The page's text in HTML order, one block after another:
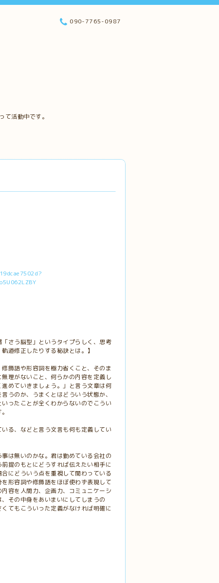
活動中です。
090-7765-0987
さう脳型」というタイプらしく、思考
道修正したりする秘訣とは。】
飾語や形容詞を極力省くこと、そのま
理がないこと、何らかの内容を定義し
めていきましょう。」と言う文章は何
うのか、うまくとはどういう状態か、
ったことが全くわからないのでこうい
る、などと言う文言も何も定義してい
は無いのかな。君は勤めている会社の
提のもとにどうすれば伝えたい相手に
にどういう点を重視して関わっている
形容詞や修飾語をほぼ使わず表現して
容を人間力、企画力、コミュニケーシ
その中身をあいまいにしてしまうの
てもこういった定義がなければ明確に